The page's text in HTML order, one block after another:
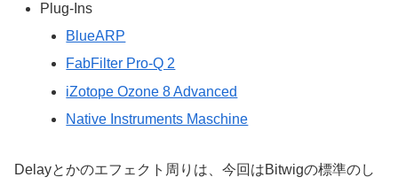
Plug-Ins
BlueARP
FabFilter Pro-Q 2
iZotope Ozone 8 Advanced
Native Instruments Maschine
Delayとかのエフェクト周りは、今回はBitwigの標準のし